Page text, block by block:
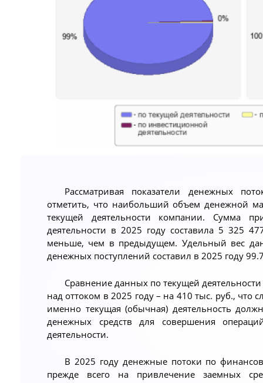
Рассматривая показатели денежных
отметить, что наибольший объем денежной
текущей деятельности компании. Сумма
деятельности в 2025 году составила 5 325
меньше, чем в предыдущем. Удельный вес
денежных поступлений составил в 2025 году
Сравнение данных по текущей
над оттоком в 2025 году – на 410 тыс. руб., что
именно текущая (обычная) деятельность
денежных средств для совершения
деятельности.
В 2025 году денежные потоки по
прежде всего на привлечение заемных